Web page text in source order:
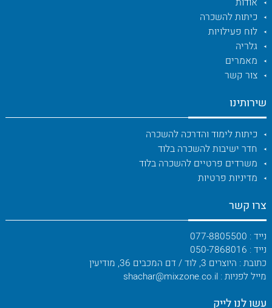
כיתות להשכרה
לוח פעילויות
גלריה
מאמרים
צור קשר
שירותינו
כיתות לימוד והדרכה להשכרה
חדר ישיבות להשכרה בלוד
משרדים פרטיים להשכרה בלוד
מדיניות פרטיות
צרו קשר
נייד : 077-8805500
נייד : 050-7868016
כתובת : היוצרים 3, לוד / דם המכבים 36, מודיעין
מייל לפניות : shachar@mixzone.co.il
עשו לנו לייק